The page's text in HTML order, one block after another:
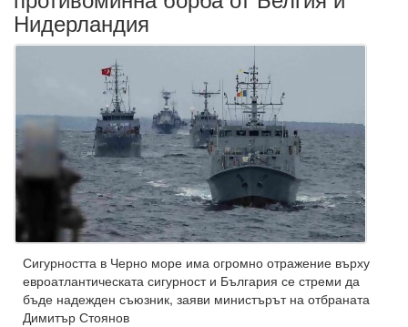
Нидерландия
Сигурността в Черно море има огромно отражение върху
евроатлантическата сигурност и България се стреми да
бъде надежден съюзник, заяви министърът на отбраната
Димитър Стоянов